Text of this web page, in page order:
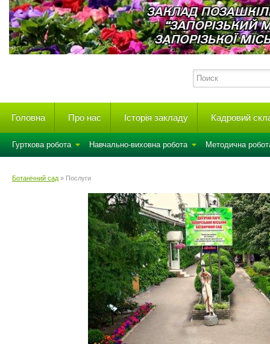
Головна Про нас Історія закладу Кадровий
Гурткова робота Навчально-виховна робота Методична
Ботанічний сад » Послуги